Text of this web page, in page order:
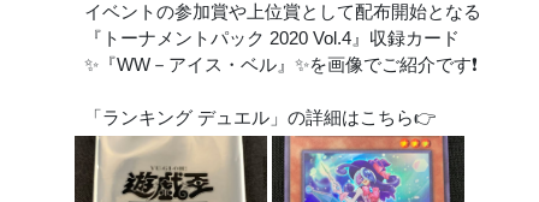
イベントの参加賞や上位賞として配布開始となる
『トーナメントパック 2020 Vol.4』収録カード
✨『WW－アイス・ベル』✨を画像でご紹介です❗️
「ランキング デュエル」の詳細はこちら👉